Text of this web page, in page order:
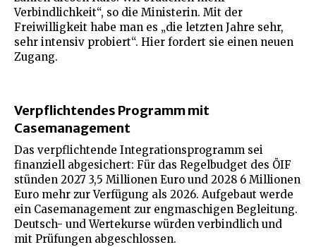
Verbindlichkeit“, so die Ministerin. Mit der
Freiwilligkeit habe man es „die letzten Jahre sehr,
sehr intensiv probiert“. Hier fordert sie einen neuen
Zugang.
Verpflichtendes Programm mit
Casemanagement
Das verpflichtende Integrationsprogramm sei
finanziell abgesichert: Für das Regelbudget des ÖIF
stünden 2027 3,5 Millionen Euro und 2028 6 Millionen
Euro mehr zur Verfügung als 2026. Aufgebaut werde
ein Casemanagement zur engmaschigen Begleitung.
Deutsch- und Wertekurse würden verbindlich und
mit Prüfungen abgeschlossen.